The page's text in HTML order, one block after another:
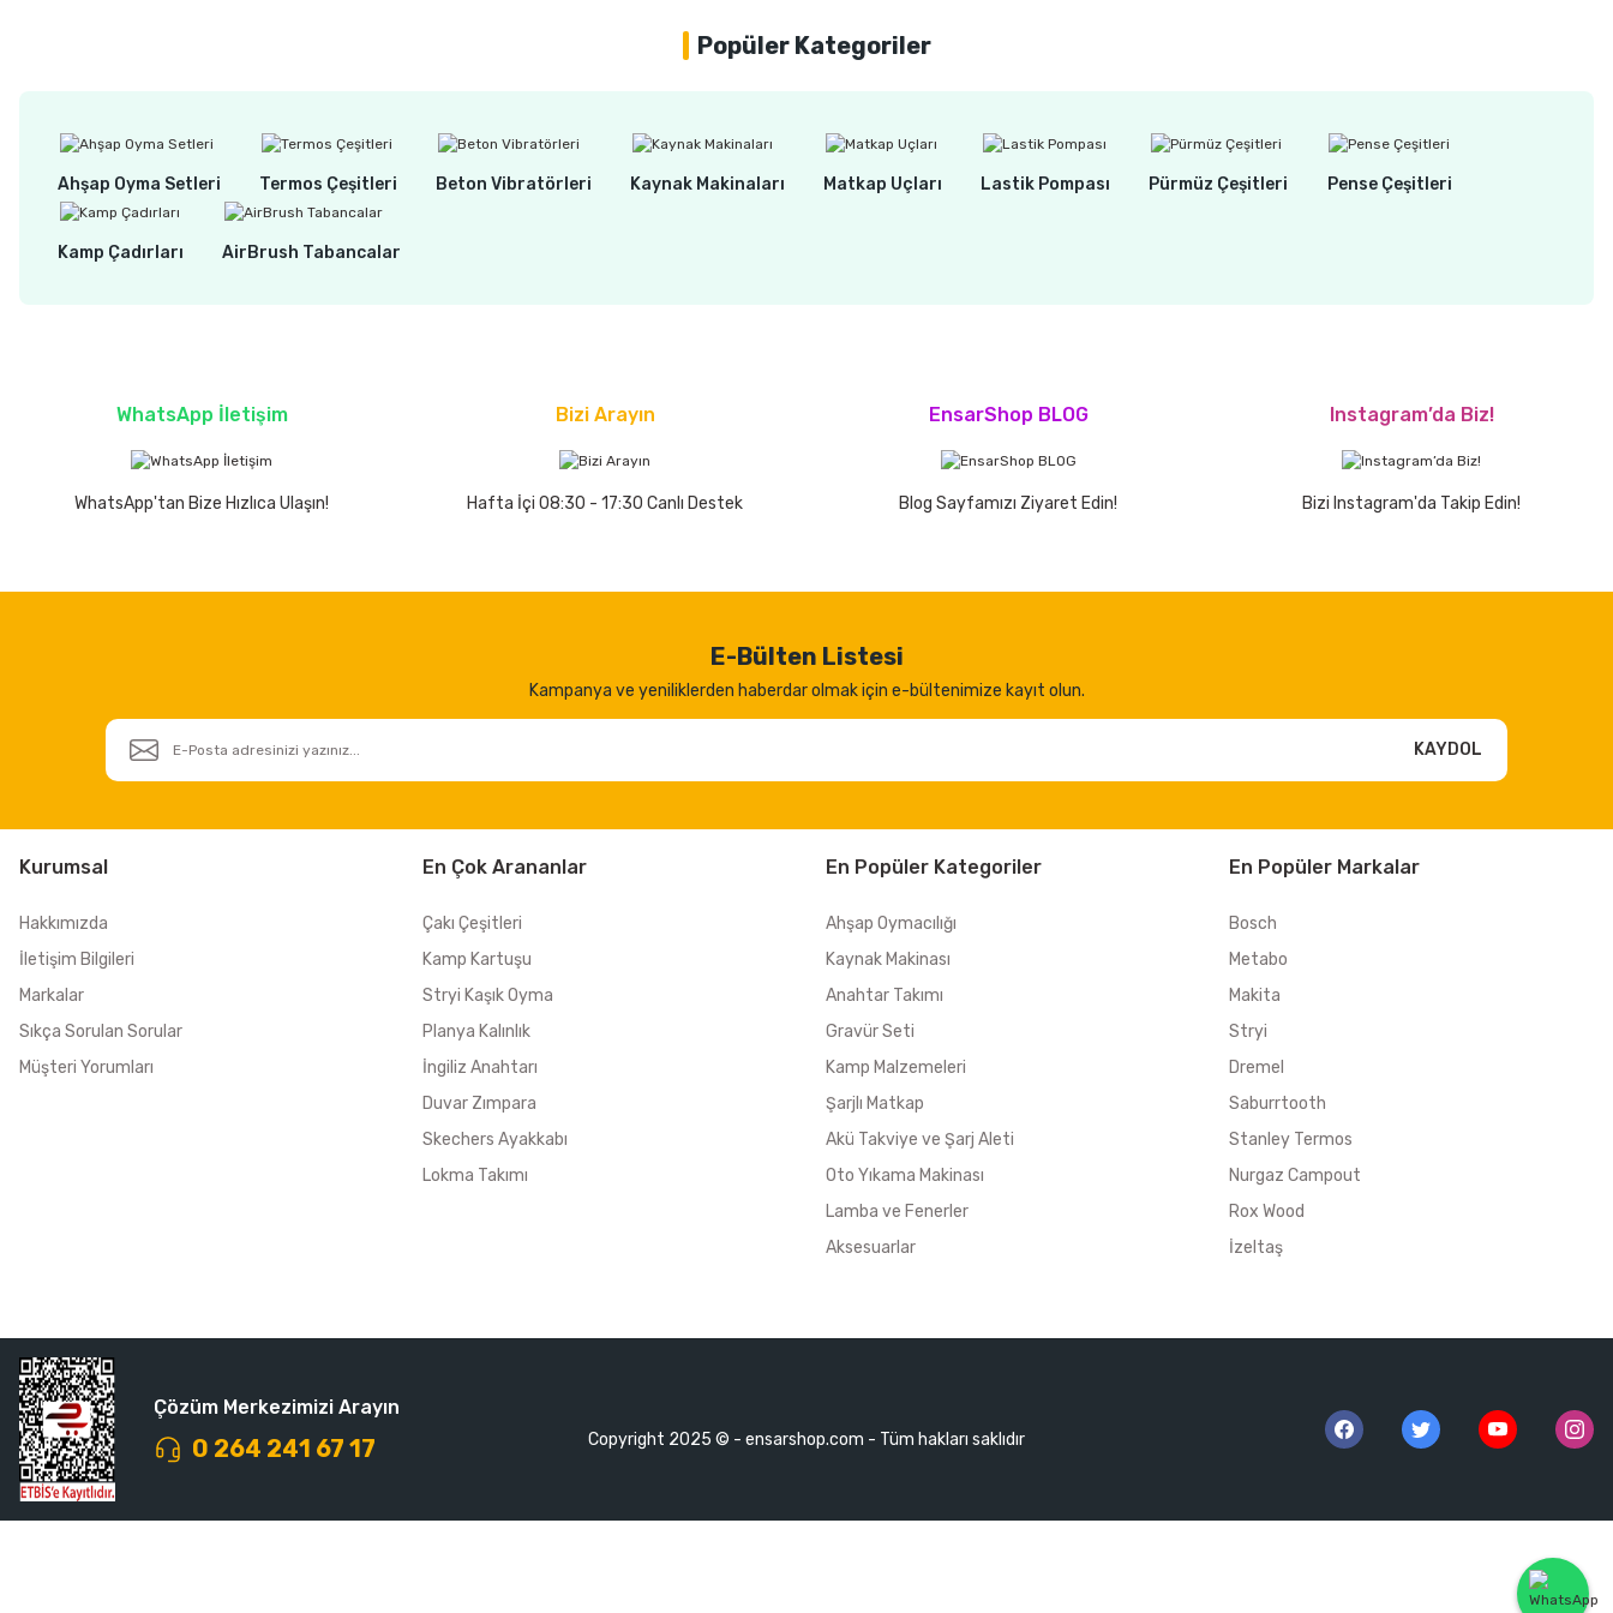
Popüler Kategoriler
Ahşap Oyma Setleri Termos Çeşitleri Beton Vibratörleri Kaynak Makinaları Matkap Uçları Lastik Pompası Pürmüz Çeşitleri Pense Çeşitleri
Kamp Çadırları AirBrush Tabancalar
WhatsApp İletişim
WhatsApp'tan Bize Hızlıca Ulaşın!
Bizi Arayın
Hafta İçi 08:30 - 17:30 Canlı Destek
EnsarShop BLOG
Blog Sayfamızı Ziyaret Edin!
Instagram’da Biz!
Bizi Instagram'da Takip Edin!
E-Bülten Listesi
Kampanya ve yeniliklerden haberdar olmak için e-bültenimize kayıt olun.
KAYDOL
Kurumsal
Hakkımızda
İletişim Bilgileri
Markalar
Sıkça Sorulan Sorular
Müşteri Yorumları
En Çok Arananlar
Çakı Çeşitleri
Kamp Kartuşu
Stryi Kaşık Oyma
Planya Kalınlık
İngiliz Anahtarı
Duvar Zımpara
Skechers Ayakkabı
Lokma Takımı
En Popüler Kategoriler
Ahşap Oymacılığı
Kaynak Makinası
Anahtar Takımı
Gravür Seti
Kamp Malzemeleri
Şarjlı Matkap
Akü Takviye ve Şarj Aleti
Oto Yıkama Makinası
Lamba ve Fenerler
Aksesuarlar
En Popüler Markalar
Bosch
Metabo
Makita
Stryi
Dremel
Saburrtooth
Stanley Termos
Nurgaz Campout
Rox Wood
İzeltaş
Çözüm Merkezimizi Arayın
0 264 241 67 17 Copyright 2025 © - ensarshop.com - Tüm hakları saklıdır